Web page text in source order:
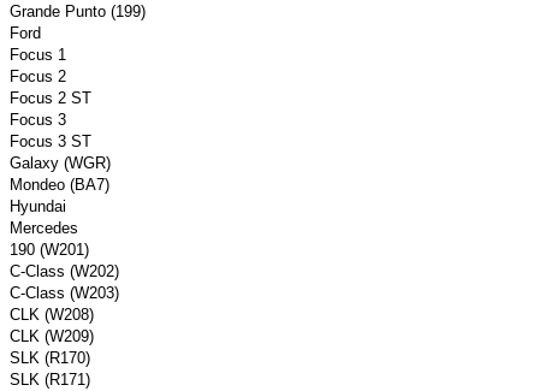
Grande Punto (199)
Ford
Focus 1
Focus 2
Focus 2 ST
Focus 3
Focus 3 ST
Galaxy (WGR)
Mondeo (BA7)
Hyundai
Mercedes
190 (W201)
C-Class (W202)
C-Class (W203)
CLK (W208)
CLK (W209)
SLK (R170)
SLK (R171)